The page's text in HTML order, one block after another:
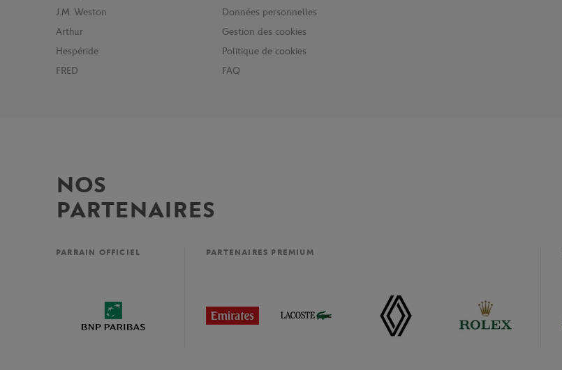
J.M. Weston
Arthur
Hespéride
FRED
Données personnelles
Gestion des cookies
Politique de cookies
FAQ
NOS
PARTENAIRES
PARRAIN OFFICIEL PARTENAIRES PREMIUM